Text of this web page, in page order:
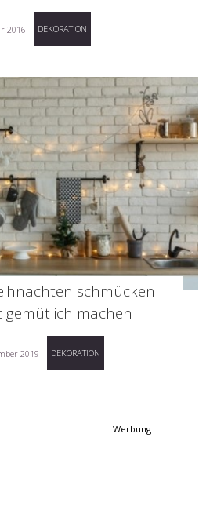
2016 DEKORATION
schmücken
machen
2019 DEKORATION
Werbung